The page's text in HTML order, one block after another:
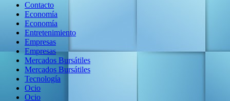
Contacto
Economía
Economía
Entretenimiento
Empresas
Empresas
Mercados Bursátiles
Mercados Bursátiles
Tecnología
Ocio
Ocio